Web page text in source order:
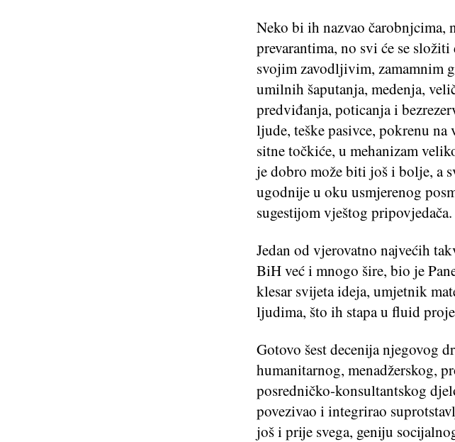
Neko bi ih nazvao čarobnjcima,
prevarantima, no svi će se
svojim zavodljivim, zamamnim
umilnih šaputanja, medenja,
predviđanja, poticanja i
ljude, teške pasivce, pokrenu
sitne točkiće, u mehanizam
je dobro može biti još i bolje, a
ugodnije u oku usmjerenog
sugestijom vještog pripovjedača.
Jedan od vjerovatno najvećih
BiH već i mnogo šire, bio je
klesar svijeta ideja, umjetnik
ljudima, što ih stapa u fluid
Gotovo šest decenija njegovog
humanitarnog, menadžerskog,
posredničko-konsultantskog
povezivao i integrirao
još i prije svega, geniju